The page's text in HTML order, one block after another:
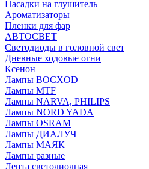
Насадки на глушитель
Ароматизаторы
Пленки для фар
АВТОСВЕТ
Светодиоды в головной свет
Дневные ходовые огни
Ксенон
Лампы BOCXOD
Лампы MTF
Лампы NARVA, PHILIPS
Лампы NORD YADA
Лампы OSRAM
Лампы ДИАЛУЧ
Лампы МАЯК
Лампы разные
Лента светодиодная